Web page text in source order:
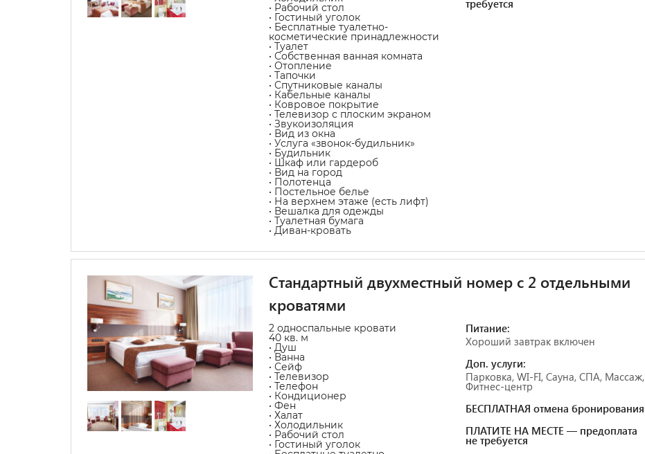
• Рабочий стол
• Гостиный уголок
• Бесплатные туалетно-
косметические принадлежности
• Туалет
• Собственная ванная комната
• Отопление
• Тапочки
• Спутниковые каналы
• Кабельные каналы
• Ковровое покрытие
• Телевизор с плоским экраном
• Звукоизоляция
• Вид из окна
• Услуга «звонок-будильник»
• Будильник
• Шкаф или гардероб
• Вид на город
• Полотенца
• Постельное белье
• На верхнем этаже (есть лифт)
• Вешалка для одежды
• Туалетная бумага
• Диван-кровать
требуется
Стандартный двухместный номер с 2 отдельными
кроватями
2 односпальные кровати
40 кв. м
• Душ
• Ванна
• Сейф
• Телевизор
• Телефон
• Кондиционер
• Фен
• Халат
• Холодильник
• Рабочий стол
• Гостиный уголок
Питание:
Хороший завтрак включен
Доп. услуги:
Парковка, WI-FI, Сауна, СПА, Массаж,
Фитнес-центр
БЕСПЛАТНАЯ отмена бронирования
ПЛАТИТЕ НА МЕСТЕ — предоплата
не требуется